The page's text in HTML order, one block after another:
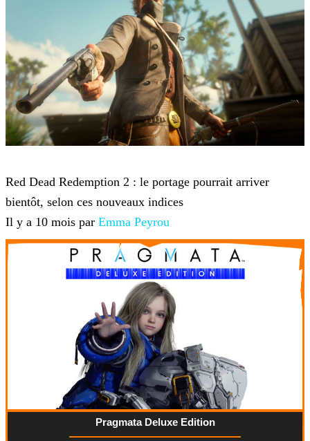
Red Dead Redemption 2 : le portage pourrait arriver
bientôt, selon ces nouveaux indices
Il y a 10 mois par Emma Peyrou
Pragmata Deluxe Edition